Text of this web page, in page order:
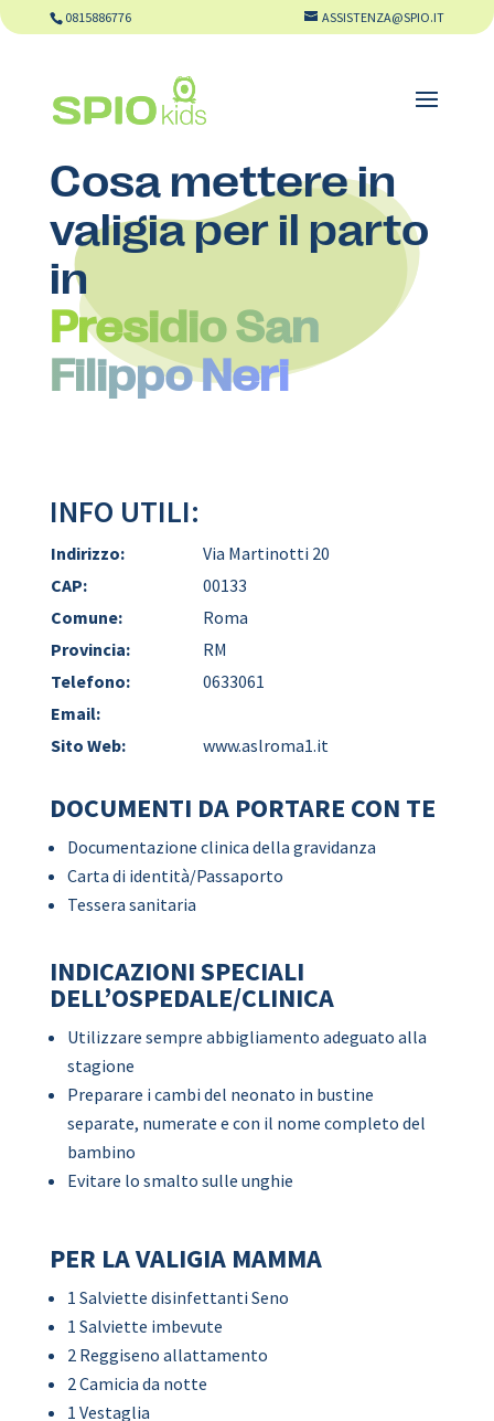
0815886776 ASSISTENZA@SPIO.IT
Cosa mettere in
valigia per il parto
in
Presidio San
Filippo Neri
INFO UTILI:
Indirizzo:
Via Martinotti 20
CAP:
00133
Comune:
Roma
Provincia:
RM
Telefono:
0633061
Email:
Sito Web:
www.aslroma1.it
DOCUMENTI DA PORTARE CON TE
Documentazione clinica della gravidanza
Carta di identità/Passaporto
Tessera sanitaria
INDICAZIONI SPECIALI
DELL’OSPEDALE/CLINICA
Utilizzare sempre abbigliamento adeguato alla
stagione
Preparare i cambi del neonato in bustine
separate, numerate e con il nome completo del
bambino
Evitare lo smalto sulle unghie
PER LA VALIGIA MAMMA
1 Salviette disinfettanti Seno
1 Salviette imbevute
2 Reggiseno allattamento
2 Camicia da notte
1 Vestaglia